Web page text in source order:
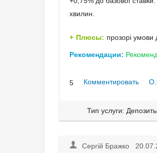
хвилин.
Плюсы: прозорі умови
Рекомендации:
5 Комментировать
Тип услуги: Депозиты
Сергій Бражко